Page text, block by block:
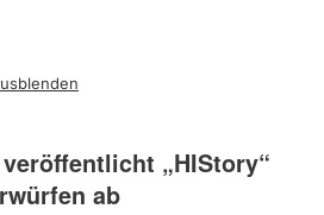
„HIStory“
ab